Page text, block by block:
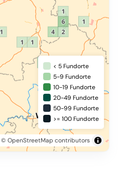
© OpenStreetMap contributors
< 5 Fundorte
5-9 Fundorte
10-19 Fundorte
20-49 Fundorte
50-99 Fundorte
>= 100 Fundorte